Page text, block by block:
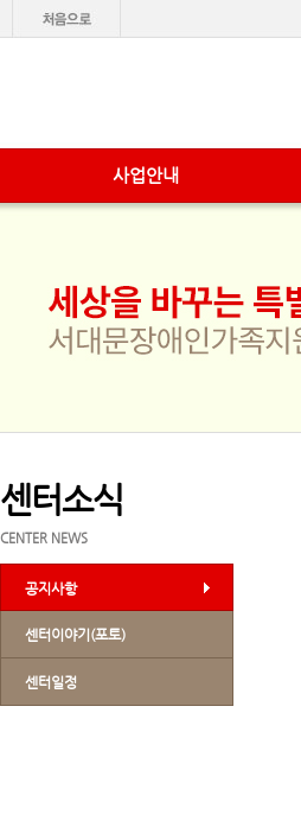
사업안내
센터소식
CENTER NEWS
공지사항
센터이야기(포토)
센터일정